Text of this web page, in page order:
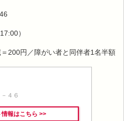
）
200円／障がい者と同伴者1名半額
４６
情報はこちら >>